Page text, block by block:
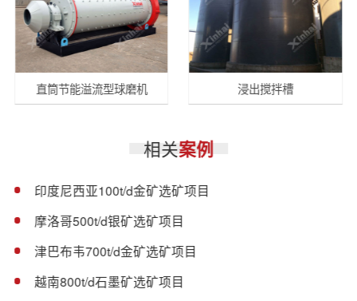
直筒节能溢流型球磨机 浸出搅拌槽
相关案例
印度尼西亚100t/d金矿选矿项目
摩洛哥500t/d银矿选矿项目
津巴布韦700t/d金矿选矿项目
越南800t/d石墨矿选矿项目